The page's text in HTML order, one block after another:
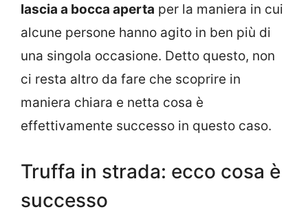
lascia a bocca aperta per la maniera in cui
alcune persone hanno agito in ben più di
una singola occasione. Detto questo, non
ci resta altro da fare che scoprire in
maniera chiara e netta cosa è
effettivamente successo in questo caso.
Truffa in strada: ecco cosa è
successo